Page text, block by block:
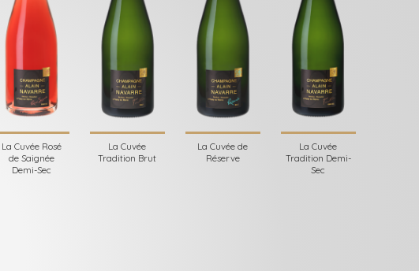
La Cuvée Rosé
de Saignée
Demi-Sec
La Cuvée
Tradition Brut
La Cuvée de
Réserve
La Cuvée
Tradition Demi-
Sec